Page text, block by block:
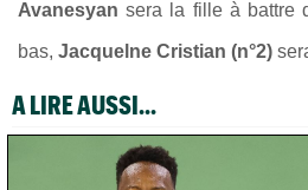
Avanesyan sera la fille à battre
bas, Jacquelne Cristian (n°2)
A LIRE AUSSI...